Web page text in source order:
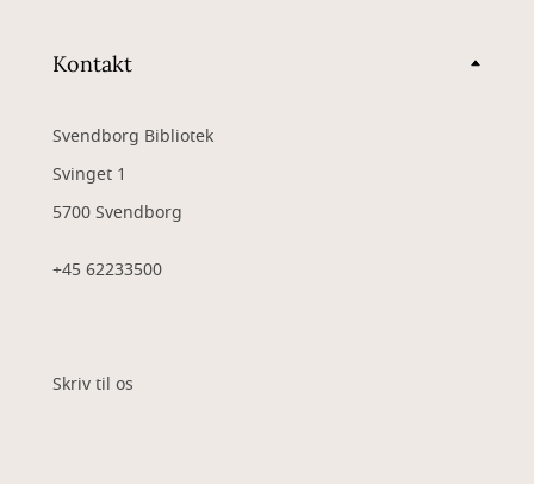
Kontakt
Svendborg Bibliotek
Svinget 1
5700 Svendborg
+45 62233500
Skriv til os